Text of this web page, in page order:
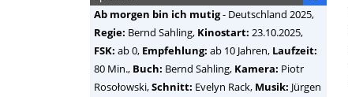
Ab morgen bin ich mutig- Deutschland 2025,
Regie: Bernd Sahling, Kinostart: 23.10.2025,
FSK: ab 0, Empfehlung: ab 10 Jahren, Laufzeit:
80 Min., Buch: Bernd Sahling, Kamera: Piotr
Rosołowski,Schnitt: Evelyn Rack, Musik: Jürgen